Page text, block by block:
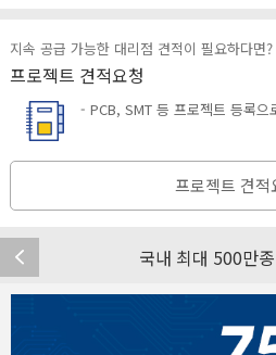
지속 공급 가능한 대리점 견적이 필요하다면?
프로젝트 견적요청
- PCB, SMT 등 프로젝트 등록으
프로젝트 견적
국내 최대 500만